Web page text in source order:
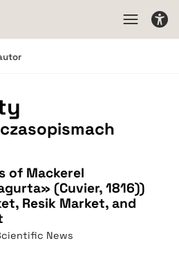
of Mackerel
(Cuvier, 1816))
Resik Market, and
News